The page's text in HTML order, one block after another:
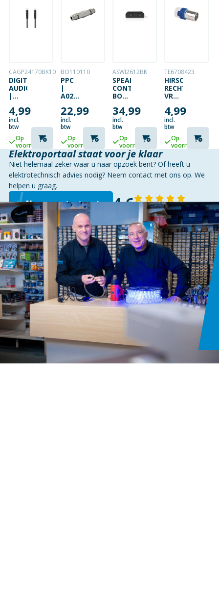
CAGP24170BK10
DIGITALE
AUDIOKABEL
|
MALE
|
RCA
MALE
| 1
METER
|
ZWART
4,99
incl.
btw
Op
voorraad
BO110110
PPC
|
A025-
KOPPELING
|
COAX
9/12
–
COAX
9/12
|
6.8/7MM
WATERDICHT
22,99
incl.
btw
Op
voorraad
ASWI2612BK
SPEAKER
CONTROL
BOX
POORT(EN)
|
ZWART
ALUMINIUM
34,99
incl.
btw
Op
voorraad
TE6708423
HIRSCHMANN
RECHTE
VROUWELIJKE
4G
PROOF
4,99
incl.
btw
Op
voorraad
Elektroportaal staat voor je klaar
Niet helemaal zeker waar u naar opzoek bent? Of heeft u
elektrotechnisch advies nodig? Neem contact met ons op. We
helpen u graag.
Neem contact op 4,6 143 reviews